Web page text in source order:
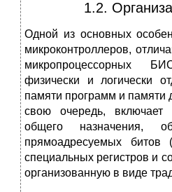
1.2.
Одной из основных
микроконтроллеров,
микропроцессорных
физически и логически
памяти программ и
свою очередь, включает
общего назначения,
прямоадресуемых битов
специальных регистров и
организованную в виде